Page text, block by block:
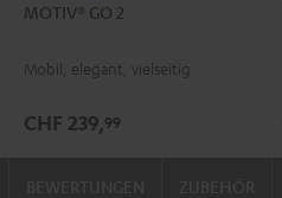
GO
Night
GO
Silver
GO
Soft
MOTIV® GO 2
Mobil, elegant, vielseitig
CHF 239,99